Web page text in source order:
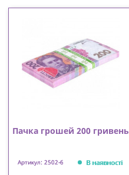
Пачка грошей 200 гривень
Артикул: 2502-6 В наявності